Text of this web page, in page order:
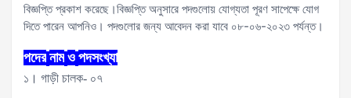
বিজ্ঞপ্তি প্রকাশ করেছে।বিজ্ঞপ্তি অনুসারে পদগুলোয় যোগ্যতা পূরণ সাপেক্ষে যোগ
দিতে পারেন আপনিও। পদগুলোর জন্য আবেদন করা যাবে ০৮-০৬-২০২৩ পর্যন্ত।
পদের নাম ও পদসংখ্যা
১। গাড়ী চালক- ০৭